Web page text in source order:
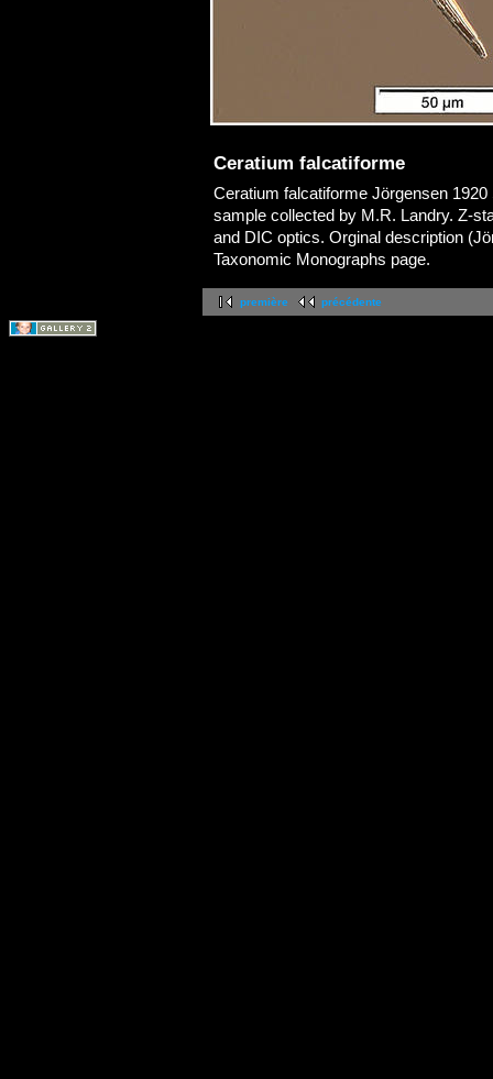
Ceratium falcatiforme
Ceratium falcatiforme Jörgensen
sample collected by M.R. Landry. Z-
and DIC optics. Orginal description
Taxonomic Monographs page.
première précédente